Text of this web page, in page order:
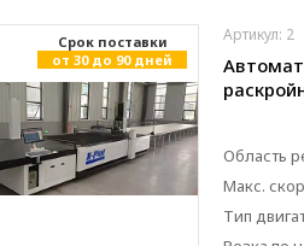
Cрок поставки
от 30 до 90 дней
Артикул: 2
Область
Макс.
Тип